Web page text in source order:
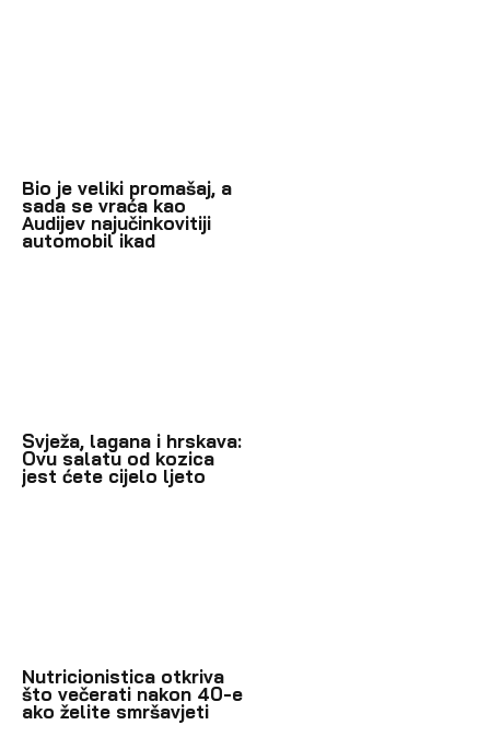
Bio je veliki promašaj, a
sada se vraća kao
Audijev najučinkovitiji
automobil ikad
Svježa, lagana i hrskava:
Ovu salatu od kozica
jest ćete cijelo ljeto
Nutricionistica otkriva
što večerati nakon 40-e
ako želite smršavjeti